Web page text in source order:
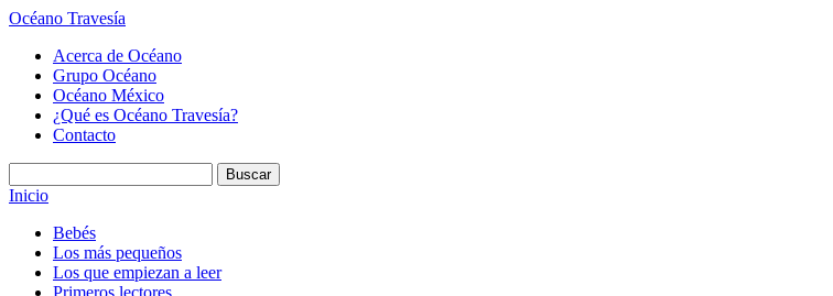
Océano Travesía
Acerca de Océano
Grupo Océano
Océano México
¿Qué es Océano Travesía?
Contacto
Inicio
Bebés
Los más pequeños
Los que empiezan a leer
Primeros lectores